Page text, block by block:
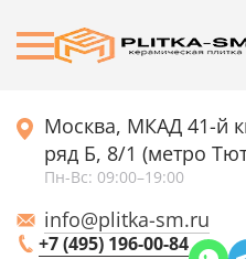
Москва, МКАД 41-й
ряд Б, 8/1 (метро
Пн-Вс: 09:00–19:00
info@plitka-sm.ru
+7 (495) 196-00-84